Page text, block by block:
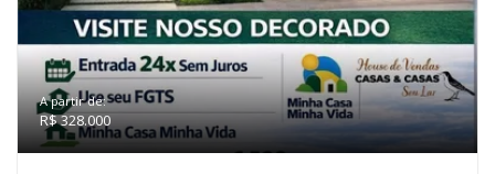
A partir de:
R$ 328.000